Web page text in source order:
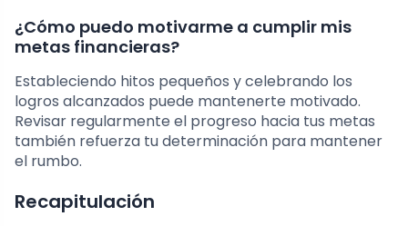
¿Cómo puedo motivarme a cumplir mis
metas financieras?
Estableciendo hitos pequeños y celebrando los
logros alcanzados puede mantenerte motivado.
Revisar regularmente el progreso hacia tus metas
también refuerza tu determinación para mantener
el rumbo.
Recapitulación